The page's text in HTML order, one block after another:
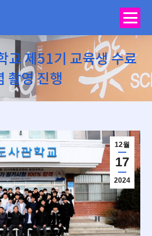
교 제51기 교육생 수료
촬영 진행
You are here:
12월
17
2024